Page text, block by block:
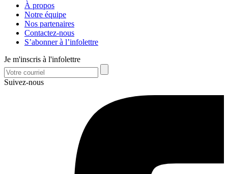
À propos
Notre équipe
Nos partenaires
Contactez-nous
S’abonner à l’infolettre
Je m'inscris à l'infolettre
Suivez-nous